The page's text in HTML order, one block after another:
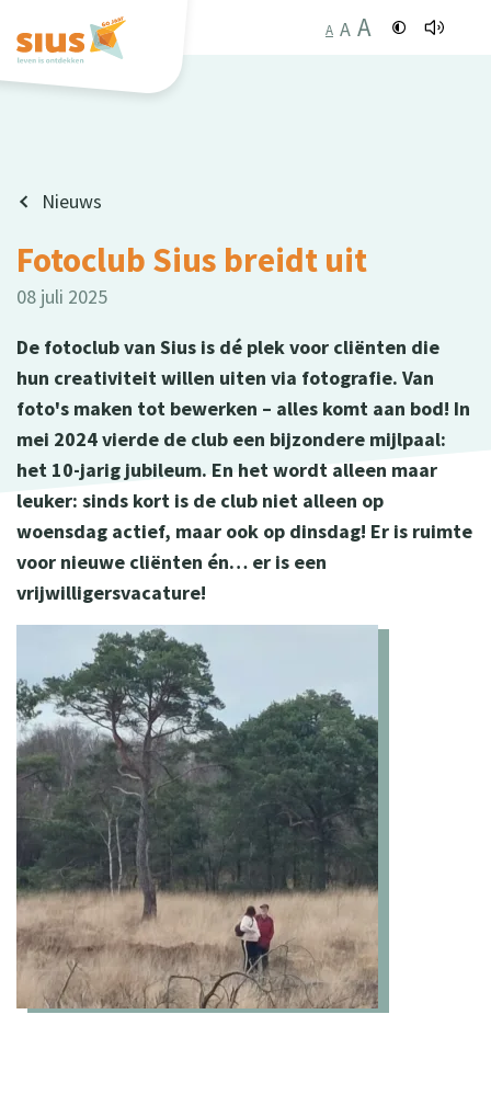
A A A
Nieuws
Fotoclub Sius breidt uit
08 juli 2025
De fotoclub van Sius is dé plek voor cliënten die
hun creativiteit willen uiten via fotografie. Van
foto's maken tot bewerken – alles komt aan bod! In
mei 2024 vierde de club een bijzondere mijlpaal:
het 10-jarig jubileum. En het wordt alleen maar
leuker: sinds kort is de club niet alleen op
woensdag actief, maar ook op dinsdag! Er is ruimte
voor nieuwe cliënten én… er is een
vrijwilligersvacature!